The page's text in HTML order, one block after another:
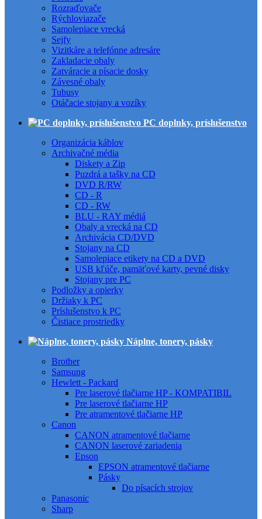
Rozraďovače
Rýchloviazače
Samolepiace vrecká
Sejfy
Vizitkáre a telefónne adresáre
Zakladacie obaly
Zatváracie a písacie dosky
Závesné obaly
Tubusy
Otáčacie stojany a vozíky
PC doplnky, príslušenstvo
Organizácia káblov
Archivačné média
Diskety a Zip
Puzdrá a tašky na CD
DVD R/RW
CD - R
CD - RW
BLU - RAY médiá
Obaly a vrecká na CD
Archivácia CD/DVD
Stojany na CD
Samolepiace etikety na CD a DVD
USB kľúče, pamäťové karty, pevné disky
Stojany pre PC
Podložky a opierky
Držiaky k PC
Príslušenstvo k PC
Čistiace prostriedky
Náplne, tonery, pásky
Brother
Samsung
Hewlett - Packard
Pre laserové tlačiarne HP - KOMPATIBIL
Pre laserové tlačiarne HP
Pre atramentové tlačiarne HP
Canon
CANON atramentové tlačiarne
CANON laserové zariadenia
Epson
EPSON atramentové tlačiarne
Pásky
Do písacích strojov
Panasonic
Sharp